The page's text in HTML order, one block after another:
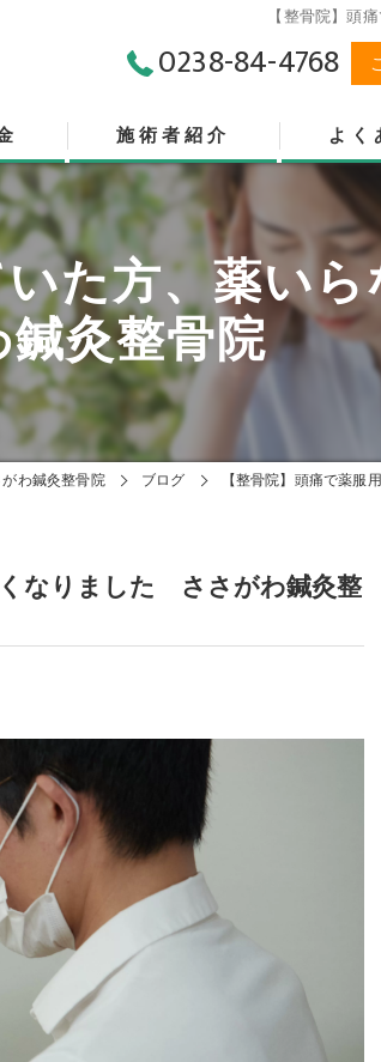
【整骨院】頭
0238-84-4768
施術者紹介 よく
いた方、薬い
灸整骨院
わ鍼灸整骨院 ブログ 【整骨院】頭痛で薬
くなりました ささがわ鍼灸整